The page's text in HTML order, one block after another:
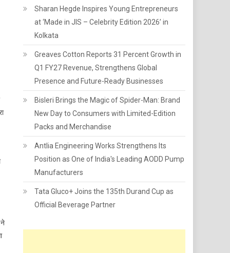
Sharan Hegde Inspires Young Entrepreneurs
at ‘Made in JIS – Celebrity Edition 2026’ in
Kolkata
Greaves Cotton Reports 31 Percent Growth in
Q1 FY27 Revenue, Strengthens Global
Presence and Future-Ready Businesses
Bisleri Brings the Magic of Spider-Man: Brand
New Day to Consumers with Limited-Edition
Packs and Merchandise
Antlia Engineering Works Strengthens Its
Position as One of India's Leading AODD Pump
Manufacturers
Tata Gluco+ Joins the 135th Durand Cup as
Official Beverage Partner